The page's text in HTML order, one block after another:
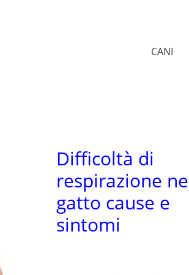
CANI
Difficoltà di
respirazione
gatto cause e
sintomi